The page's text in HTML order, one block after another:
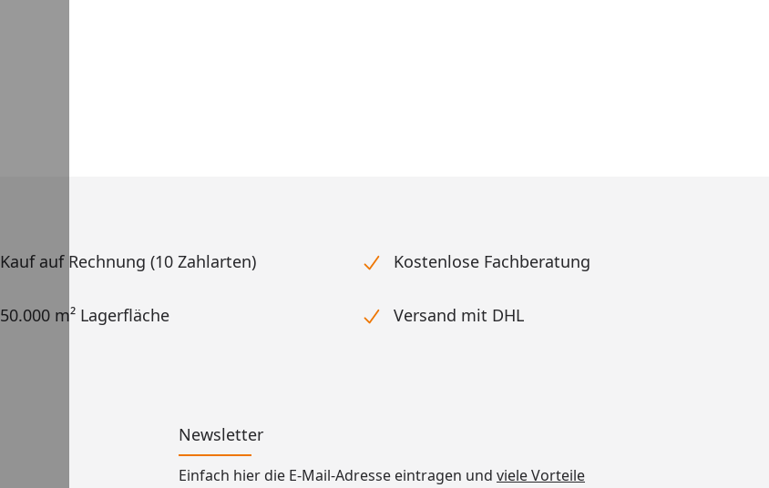
Kauf auf Rechnung (10 Zahlarten) Kostenlose Fachberatung
50.000 m² Lagerfläche Versand mit DHL
Newsletter
Einfach hier die E-Mail-Adresse eintragen und viele Vorteile